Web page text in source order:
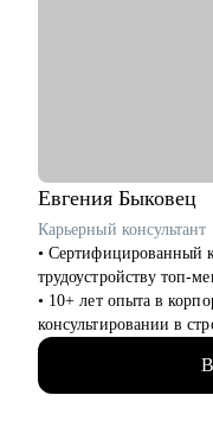
Евгения Быковец
Карьерный консультант
• Сертифицированный
трудоустройству топ-
• 10+ лет опыта в
консультировании в
производственной
решения принимают
• Подтвержденная